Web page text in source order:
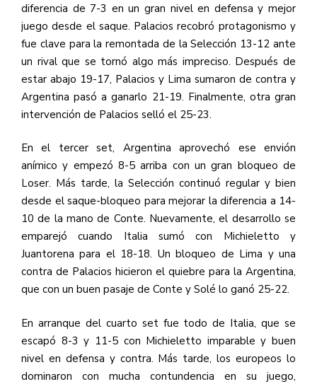
diferencia de 7-3 en un gran nivel en defensa y mejor
juego desde el saque. Palacios recobró protagonismo y
fue clave para la remontada de la Selección 13-12 ante
un rival que se tornó algo más impreciso. Después de
estar abajo 19-17, Palacios y Lima sumaron de contra y
Argentina pasó a ganarlo 21-19. Finalmente, otra gran
intervención de Palacios selló el 25-23.
En el tercer set, Argentina aprovechó ese envión
anímico y empezó 8-5 arriba con un gran bloqueo de
Loser. Más tarde, la Selección continuó regular y bien
desde el saque-bloqueo para mejorar la diferencia a 14-
10 de la mano de Conte. Nuevamente, el desarrollo se
emparejó cuando Italia sumó con Michieletto y
Juantorena para el 18-18. Un bloqueo de Lima y una
contra de Palacios hicieron el quiebre para la Argentina,
que con un buen pasaje de Conte y Solé lo ganó 25-22.
En arranque del cuarto set fue todo de Italia, que se
escapó 8-3 y 11-5 con Michieletto imparable y buen
nivel en defensa y contra. Más tarde, los europeos lo
dominaron con mucha contundencia en su juego,